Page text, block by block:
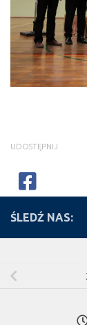
UDOSTĘPNIJ
ŚLEDŹ NAS: